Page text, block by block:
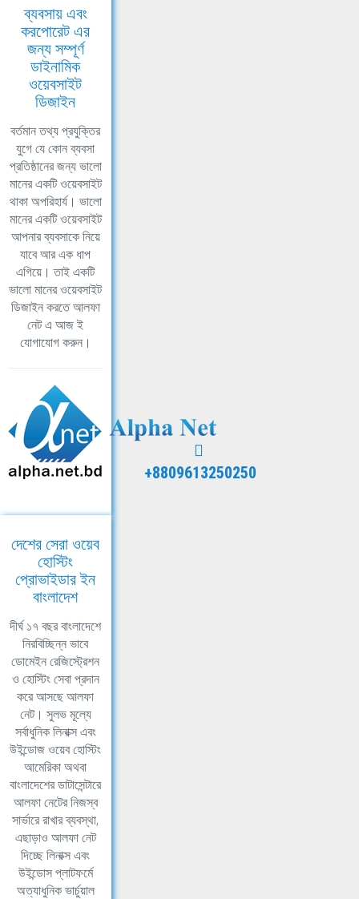
ব্যবসায় এবং
করপোরেট এর
জন্য সম্পূর্ণ
ডাইনামিক
ওয়েবসাইট
ডিজাইন
বর্তমান তথ্য প্রযুক্তির
যুগে যে কোন ব্যবসা
প্রতিষ্ঠানের জন্য ভালো
মানের একটি ওয়েবসাইট
থাকা অপরিহার্য। ভালো
মানের একটি ওয়েবসাইট
আপনার ব্যবসাকে নিয়ে
যাবে আর এক ধাপ
এগিয়ে। তাই একটি
ভালো মানের ওয়েবসাইট
ডিজাইন করতে আলফা
নেট এ আজ ই
যোগাযোগ করুন।
+8809613250250
দেশের সেরা ওয়েব
হোস্টিং
প্রোভাইডার ইন
বাংলাদেশ
দীর্ঘ ১৭ বছর বাংলাদেশে
নিরবিচ্ছিন্ন ভাবে
ডোমেইন রেজিস্ট্রেশন
ও হোস্টিং সেবা প্রদান
করে আসছে আলফা
নেট। সুলভ মূল্যে
সর্বাধুনিক লিনাক্স এবং
উইন্ডোজ ওয়েব হোস্টিং
আমেরিকা অথবা
বাংলাদেশের ডাটাসেন্টারে
আলফা নেটের নিজস্ব
সার্ভারে রাখার ব্যবস্থা,
এছাড়াও আলফা নেট
দিচ্ছে লিনাক্স এবং
উইন্ডোস প্লাটফর্মে
অত্যাধুনিক ভার্চুয়াল